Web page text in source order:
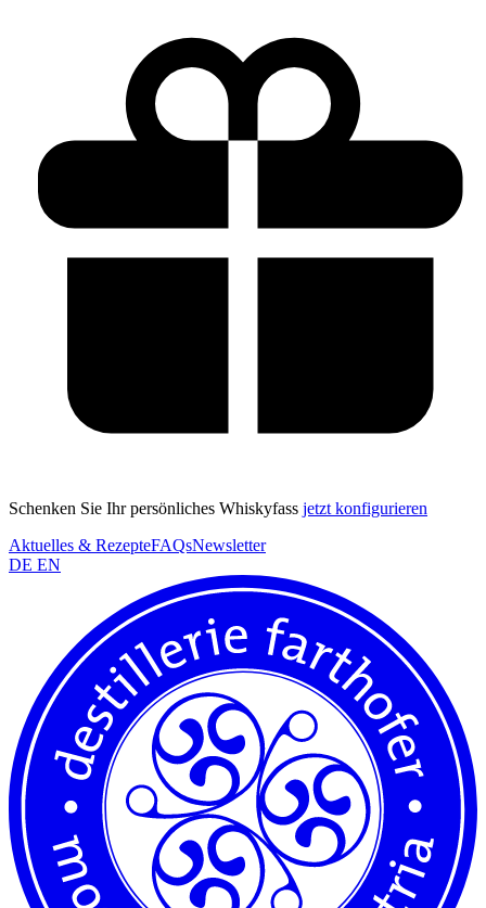
Schenken Sie Ihr persönliches Whiskyfass jetzt konfigurieren
Aktuelles & RezepteFAQsNewsletter
DE EN